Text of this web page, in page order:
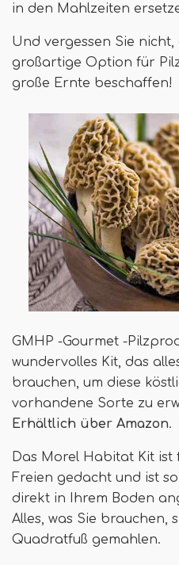
in den Mahlzeiten
Und vergessen Sie
großartige Option für
große Ernte beschaffen!
GMHP -Gourmet -
wundervolles Kit, das
brauchen, um diese
vorhandene Sorte zu
Erhältlich über Amazon.
Das Morel Habitat Kit ist
Freien gedacht und ist
direkt in Ihrem Boden
Alles, was Sie brauchen,
Quadratfuß gemahlen.